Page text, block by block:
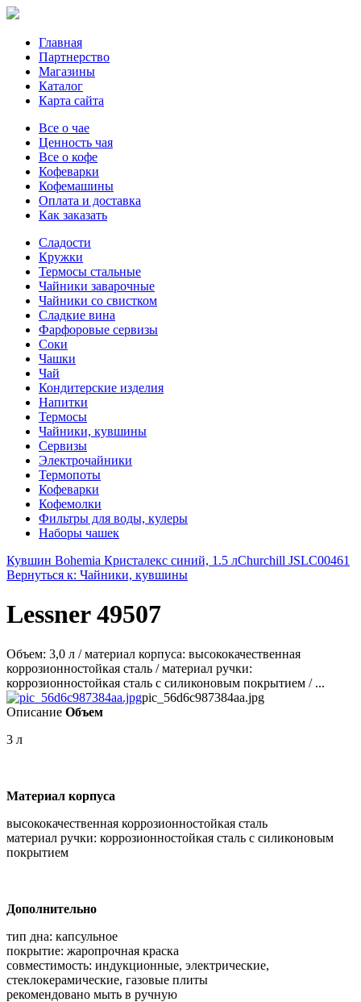
Главная
Партнерство
Магазины
Каталог
Карта сайта
Все о чае
Ценность чая
Все о кофе
Кофеварки
Кофемашины
Оплата и доставка
Как заказать
Сладости
Кружки
Термосы стальные
Чайники заварочные
Чайники со свистком
Сладкие вина
Фарфоровые сервизы
Соки
Чашки
Чай
Кондитерские изделия
Напитки
Термосы
Чайники, кувшины
Сервизы
Электрочайники
Термопоты
Кофеварки
Кофемолки
Фильтры для воды, кулеры
Наборы чашек
Кувшин Bohemia Кристалекс синий, 1.5 лChurchill JSLC00461
Вернуться к: Чайники, кувшины
Lessner 49507
Объем: 3,0 л / материал корпуса: высококачественная
коррозионностойкая сталь / материал ручки:
коррозионностойкая сталь с силиконовым покрытием / ...
pic_56d6c987384aa.jpg
Описание Объем
3 л
Материал корпуса
высококачественная коррозионностойкая сталь
материал ручки: коррозионностойкая сталь с силиконовым
покрытием
Дополнительно
тип дна: капсульное
покрытие: жаропрочная краска
совместимость: индукционные, электрические,
стеклокерамические, газовые плиты
рекомендовано мыть в ручную